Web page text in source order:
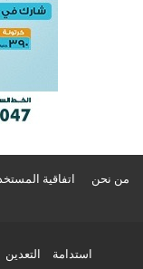
من نحن اتفاقية
استدامة التعدين